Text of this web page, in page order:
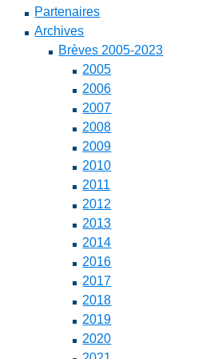
Partenaires
Archives
Brèves 2005-2023
2005
2006
2007
2008
2009
2010
2011
2012
2013
2014
2016
2017
2018
2019
2020